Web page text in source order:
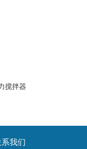
搅拌器
我们